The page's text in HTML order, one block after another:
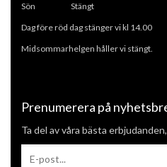
Sön Stängt
Dag före röd dag stänger vi kl 14.00
Midsommarhelgen håller vi stängt.
Prenumerera på
Ta del av våra bästa